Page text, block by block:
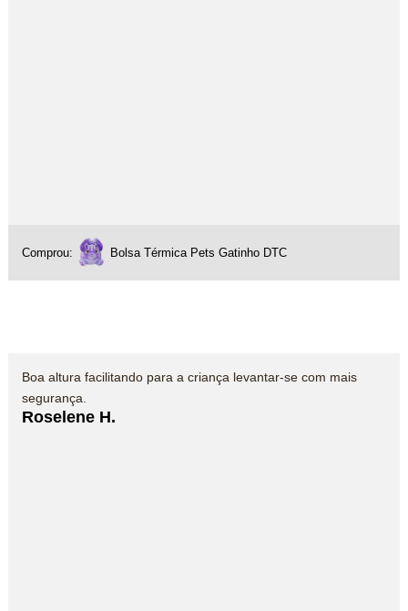
Comprou: Bolsa Térmica Pets Gatinho DTC
Boa altura facilitando para a criança levantar-se com mais
segurança.
Roselene H.